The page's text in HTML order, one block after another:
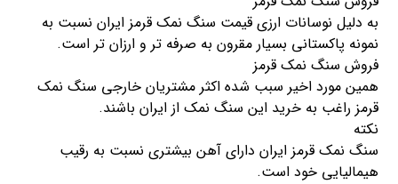
به دلیل نوسانات ارزی قیمت سنگ نمک قرمز ایران نسبت به
نمونه پاکستانی بسیار مقرون به صرفه تر و ارزان تر است.
فروش سنگ نمک قرمز
همین مورد اخیر سبب شده اکثر مشتریان خارجی سنگ نمک
قرمز راغب به خرید این سنگ نمک از ایران باشند.
نکته
سنگ نمک قرمز ایران دارای آهن بیشتری نسبت به رقیب
هیمالیایی خود است.